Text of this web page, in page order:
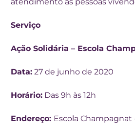
Serviço
Ação Solidária – Escola
Data: 27 de junho de 2020
Horário: Das 9h às 12h
Endereço: Escola Champagnat